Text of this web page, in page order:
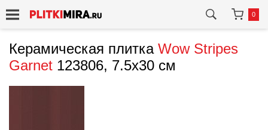
0
Керамическая плитка Wow Stripes
Garnet 123806, 7.5x30 см